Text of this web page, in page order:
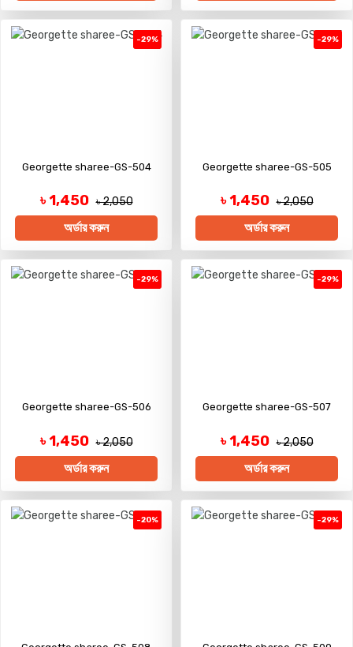
-29%
Georgette sharee-GS-504
৳ 1,450 ৳ 2,050
অর্ডার করুন
-29%
Georgette sharee-GS-505
৳ 1,450 ৳ 2,050
অর্ডার করুন
-29%
Georgette sharee-GS-506
৳ 1,450 ৳ 2,050
অর্ডার করুন
-29%
Georgette sharee-GS-507
৳ 1,450 ৳ 2,050
অর্ডার করুন
-20% -29%